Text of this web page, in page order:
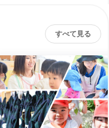
すべて見る